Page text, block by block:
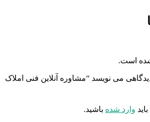
است.
می نویسد “مشاوره آنلاین فنی املاک
وارد شده باشید.